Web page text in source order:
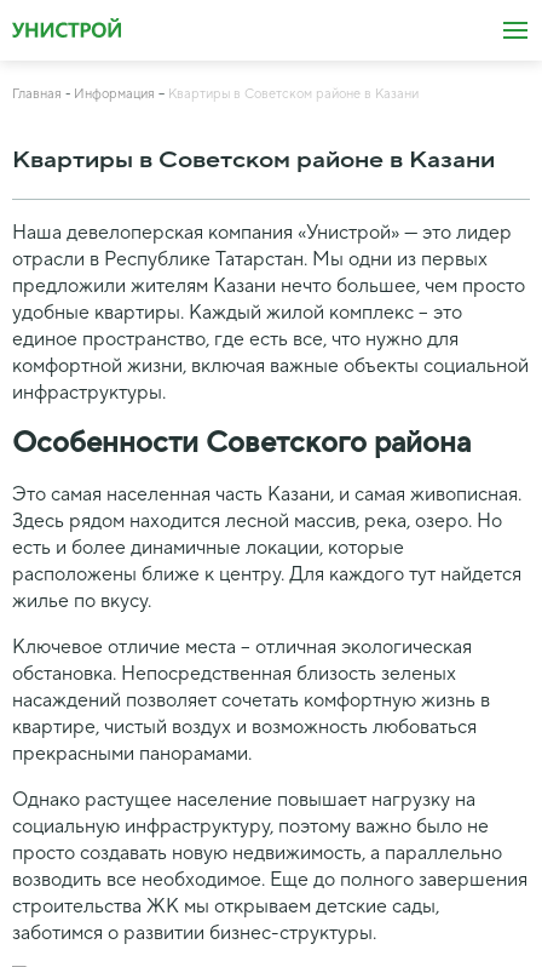
Главная Информация Квартиры в Советском районе в Казани
Квартиры в Советском районе в Казани
Наша девелоперская компания «Унистрой» — это лидер
отрасли в Республике Татарстан. Мы одни из первых
предложили жителям Казани нечто большее, чем просто
удобные квартиры. Каждый жилой комплекс – это
единое пространство, где есть все, что нужно для
комфортной жизни, включая важные объекты социальной
инфраструктуры.
Особенности Советского района
Это самая населенная часть Казани, и самая живописная.
Здесь рядом находится лесной массив, река, озеро. Но
есть и более динамичные локации, которые
расположены ближе к центру. Для каждого тут найдется
жилье по вкусу.
Ключевое отличие места – отличная экологическая
обстановка. Непосредственная близость зеленых
насаждений позволяет сочетать комфортную жизнь в
квартире, чистый воздух и возможность любоваться
прекрасными панорамами.
Однако растущее население повышает нагрузку на
социальную инфраструктуру, поэтому важно было не
просто создавать новую недвижимость, а параллельно
возводить все необходимое. Еще до полного завершения
строительства ЖК мы открываем детские сады,
заботимся о развитии бизнес-структуры.